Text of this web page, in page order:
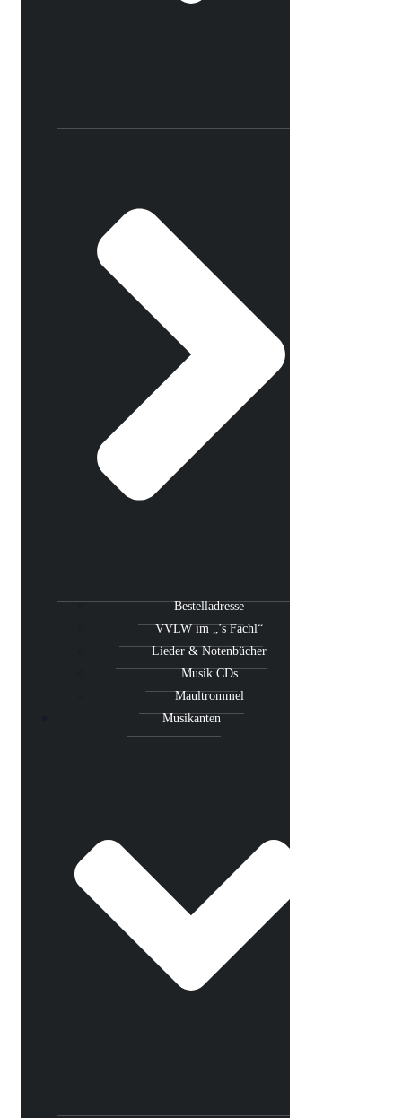
Bestelladresse
VVLW im „’s Fachl“
Lieder & Notenbücher
Musik CDs
Maultrommel
Musikanten